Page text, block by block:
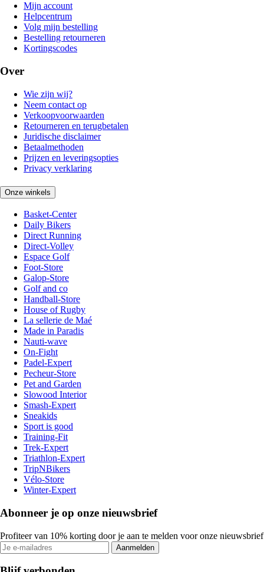
Mijn account
Helpcentrum
Volg mijn bestelling
Bestelling retourneren
Kortingscodes
Over
Wie zijn wij?
Neem contact op
Verkoopvoorwaarden
Retourneren en terugbetalen
Juridische disclaimer
Betaalmethoden
Prijzen en leveringsopties
Privacy verklaring
Onze winkels
Basket-Center
Daily Bikers
Direct Running
Direct-Volley
Espace Golf
Foot-Store
Galop-Store
Golf and co
Handball-Store
House of Rugby
La sellerie de Maé
Made in Paradis
Nauti-wave
On-Fight
Padel-Expert
Pecheur-Store
Pet and Garden
Slowood Interior
Smash-Expert
Sneakids
Sport is good
Training-Fit
Trek-Expert
Triathlon-Expert
TripNBikers
Vélo-Store
Winter-Expert
Abonneer je op onze nieuwsbrief
Profiteer van 10% korting door je aan te melden voor onze nieuwsbrief
Aanmelden